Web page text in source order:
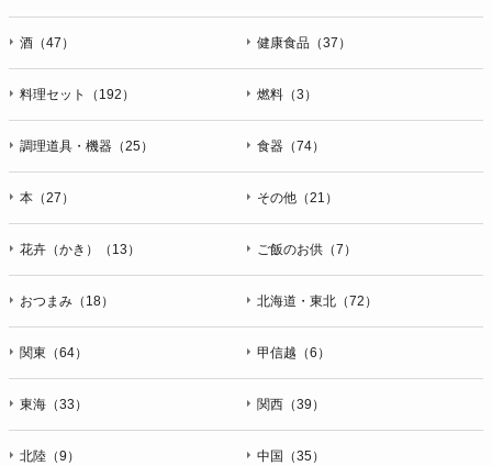
酒（47） 健康食品（37）
料理セット（192） 燃料（3）
調理道具・機器（25） 食器（74）
本（27） その他（21）
花卉（かき）（13） ご飯のお供（7）
おつまみ（18） 北海道・東北（72）
関東（64） 甲信越（6）
東海（33） 関西（39）
北陸（9） 中国（35）